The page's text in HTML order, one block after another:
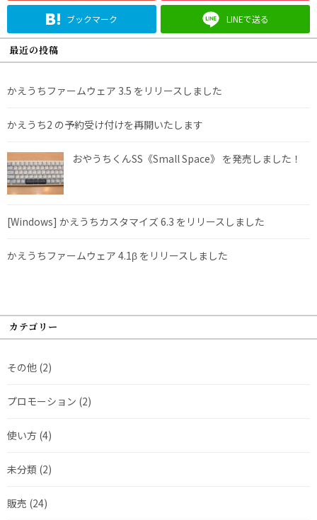
ブックマーク LINEで送る
最近の投稿
かえうちファームウェア 3.5 をリリースしました
かえうち2 の予約受け付けを再開いたします
おやうちくんSS《Small Space》 を発売しました！
[Windows] かえうちカスタマイズ 6.3 をリリースしました
かえうちファームウェア 4.1β をリリースしました
カテゴリー
その他 (2)
プロモーション (2)
使い方 (4)
未分類 (2)
販売 (24)